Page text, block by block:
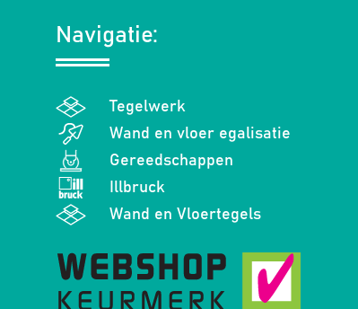
Navigatie:
Tegelwerk
Wand en vloer egalisatie
Gereedschappen
Illbruck
Wand en Vloertegels